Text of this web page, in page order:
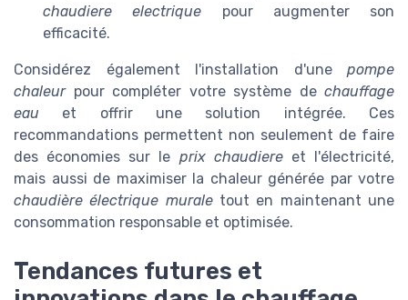
chaudiere electrique pour augmenter son
efficacité.
Considérez également l'installation d'une pompe
chaleurpour compléter votre système de chauffage
eau et offrir une solution intégrée. Ces
recommandations permettent non seulement de faire
des économies sur le prix chaudiereet l'électricité,
mais aussi de maximiser la chaleur générée par votre
chaudière électrique muraletout en maintenant une
consommation responsable et optimisée.
Tendances futures et